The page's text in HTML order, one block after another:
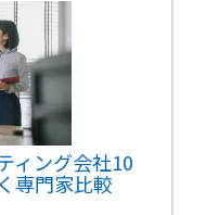
ィング会社10
専門家比較